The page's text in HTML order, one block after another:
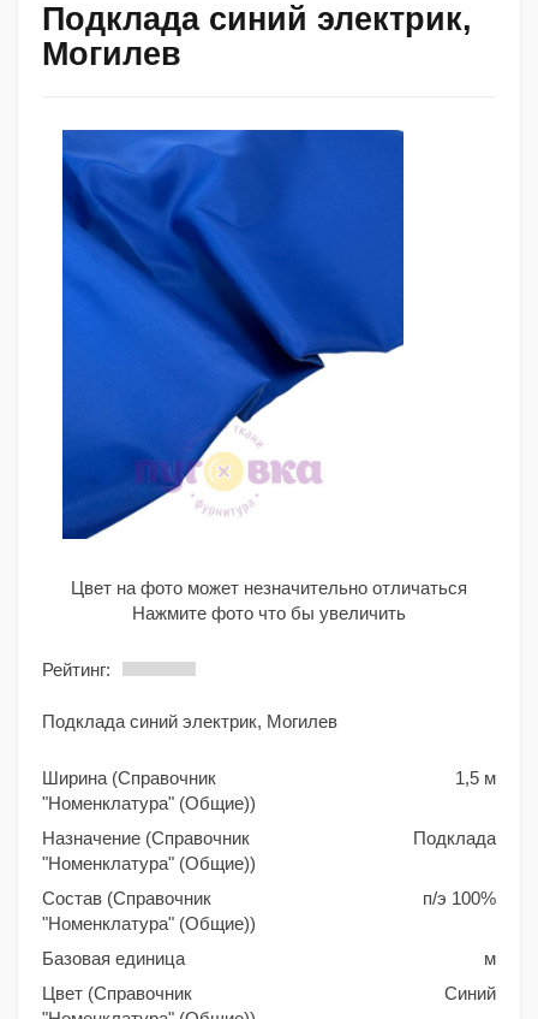
Подклада синий электрик,
Могилев
Цвет на фото может незначительно отличаться
Нажмите фото что бы увеличить
Рейтинг:
Подклада синий электрик, Могилев
Ширина (Справочник
"Номенклатура" (Общие))
1,5 м
Назначение (Справочник
"Номенклатура" (Общие))
Подклада
Состав (Справочник
"Номенклатура" (Общие))
п/э 100%
Базовая единица
м
Цвет (Справочник
Синий